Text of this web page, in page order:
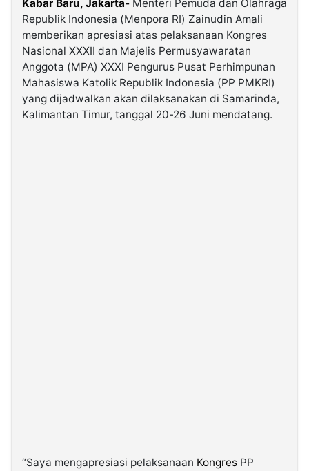
Kabarbaru.co
Kabarbaru
Media
Kabar Baru, Jakarta- Menteri Pemuda dan Olahraga
Republik Indonesia (Menpora RI) Zainudin Amali
memberikan apresiasi atas pelaksanaan Kongres
Nasional XXXII dan Majelis Permusyawaratan
Anggota (MPA) XXXI Pengurus Pusat Perhimpunan
Mahasiswa Katolik Republik Indonesia (PP PMKRI)
yang dijadwalkan akan dilaksanakan di Samarinda,
Kalimantan Timur, tanggal 20-26 Juni mendatang.
“Saya mengapresiasi pelaksanaan Kongres PP